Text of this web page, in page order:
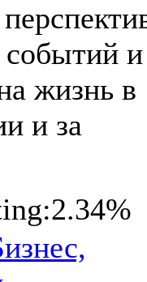
событий
жизнь в
и за